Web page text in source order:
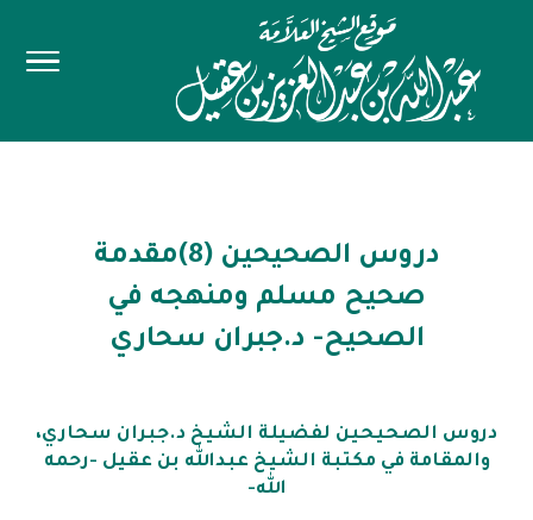
دروس الصحيحين (8)مقدمة
صحيح مسلم ومنهجه في
الصحيح- د.جبران سحاري
دروس الصحيحين لفضيلة الشيخ د.جبران سحاري،
والمقامة في مكتبة الشيخ عبدالله بن عقيل -رحمه
الله-